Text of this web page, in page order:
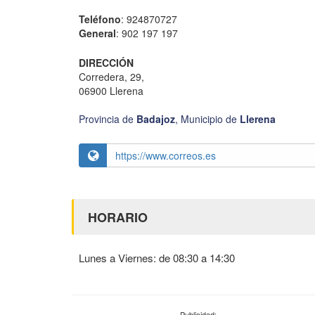
Teléfono: 924870727
General: 902 197 197
DIRECCIÓN
Corredera, 29,
06900 Llerena
Provincia de Badajoz, Municipio de Llerena
https://www.correos.es
HORARIO
Lunes a Viernes: de 08:30 a 14:30